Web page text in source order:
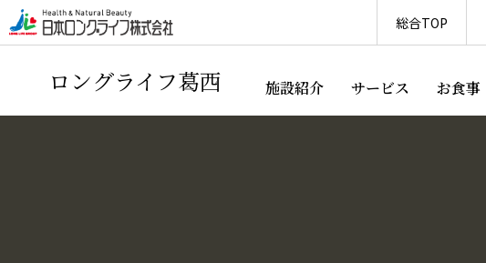
総合TOP
ロングライフ葛西 施設紹介 サービス お食事